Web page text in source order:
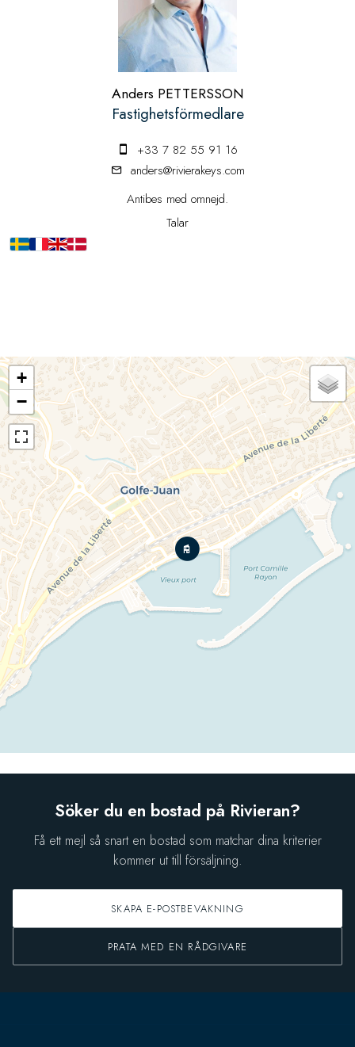
Anders PETTERSSON
Fastighetsförmedlare
+33 7 82 55 91 16
anders@rivierakeys.com
Antibes med omnejd.
Talar
+
−
Söker du en bostad på Rivieran?
Få ett mejl så snart en bostad som matchar dina kriterier
kommer ut till försäljning.
SKAPA E-POSTBEVAKNING
PRATA MED EN RÅDGIVARE